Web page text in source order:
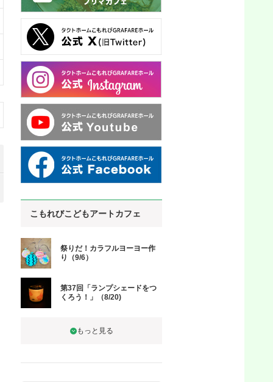
こもれびこどもアートカフェ
祭りだ！カラフルヨーヨー作
り（9/6）
第37回「ランプシェードをつ
くろう！」（8/20)